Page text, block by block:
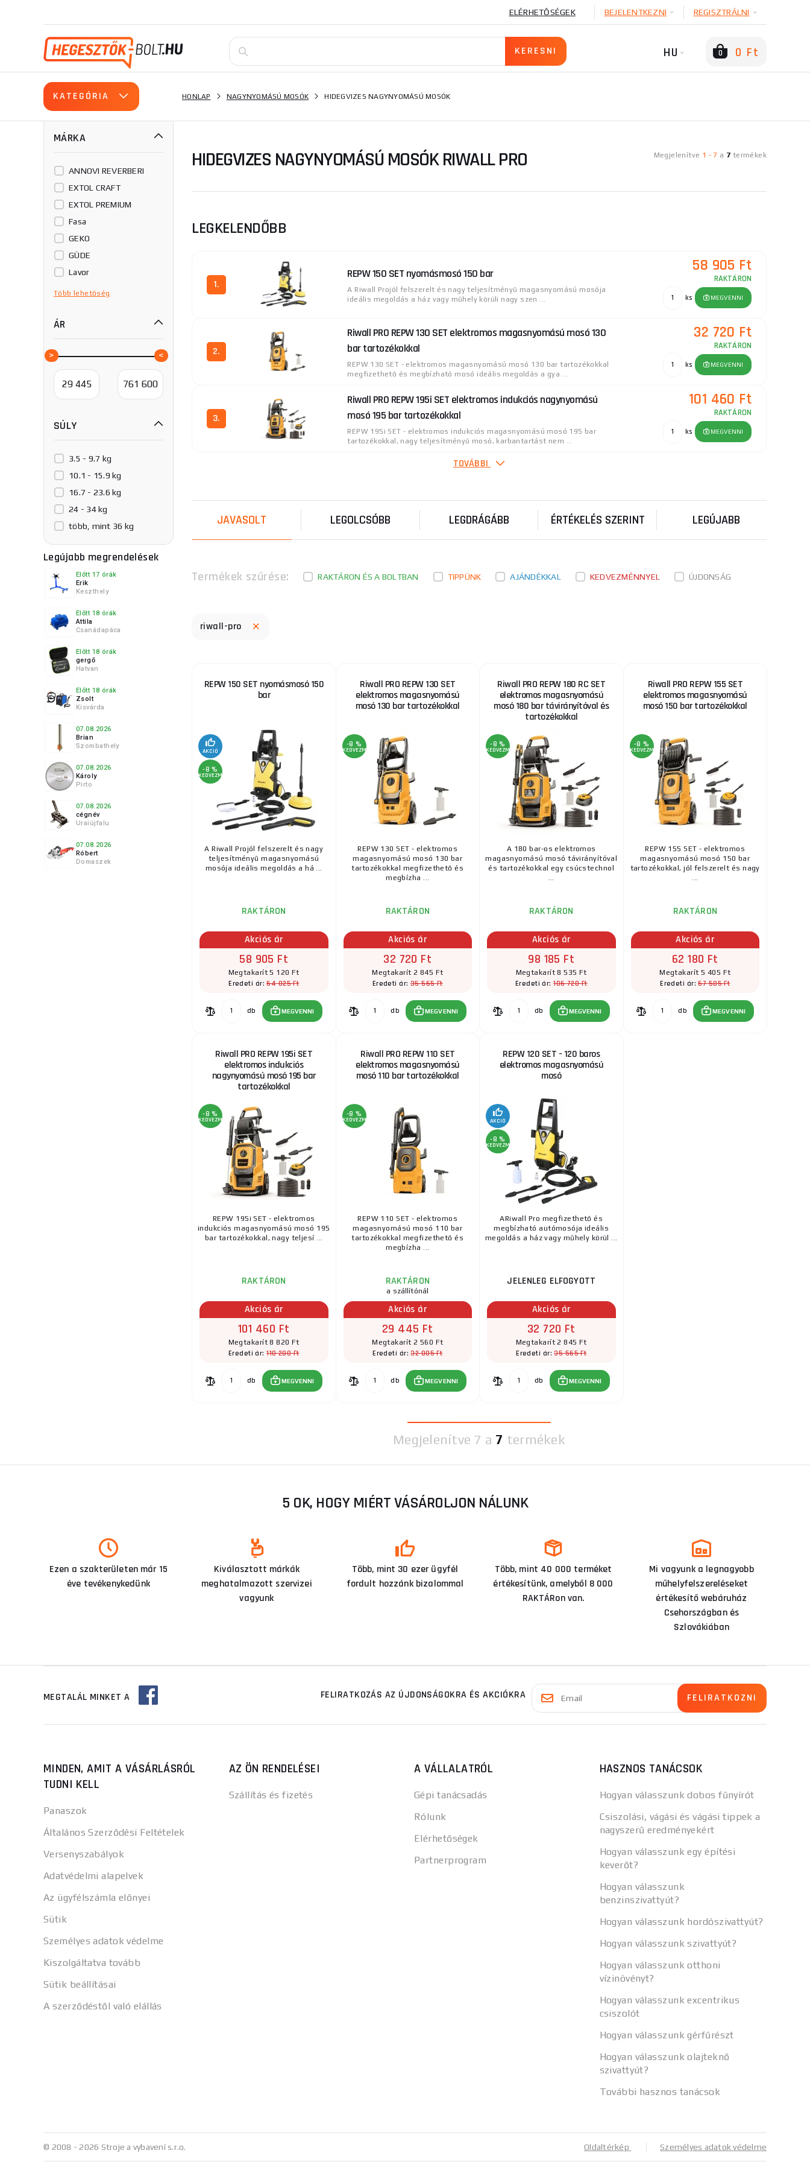
ELÉRHETŐSÉGEK BEJELENTKEZNI REGISZTRÁLNI
HU 0 0 Ft
KATEGÓRIA HONLAP NAGYNYOMÁSÚ MOSÓK HIDEGVIZES NAGYNYOMÁSÚ MOSÓK
MÁRKA
ANNOVI REVERBERI
EXTOL CRAFT
EXTOL PREMIUM
Fasa
GEKO
GÜDE
Lavor
Michelin
Scheppach
Wilms
Több lehetőség
ÁR
SÚLY
3.5 - 9.7 kg
10.1 - 15.9 kg
16.7 - 23.6 kg
24 - 34 kg
több, mint 36 kg
Legújabb megrendelések
Előtt 17 órák
Erik
Keszthely
Előtt 18 órák
Attila
Csanádapáca
Előtt 18 órák
gergő
Hatvan
Előtt 18 órák
Zsolt
Kisvárda
07.08.2026
Brian
Szombathely
07.08.2026
Károly
Pirto
07.08.2026
cégnév
Uraiújfalu
07.08.2026
Róbert
Domaszek
Megjelenítve 1 -7 a 7 termékek
HIDEGVIZES NAGYNYOMÁSÚ MOSÓK RIWALL PRO
LEGKELENDŐBB
1.
REPW 150 SET nyomásmosó 150 bar
A Riwall Projól felszerelt és nagy teljesítményű magasnyomású mosója
ideális megoldás a ház vagy műhely körüli nagy szen ...
58 905 Ft
RAKTÁRON
ks MEGVENNI
2.
Riwall PRO REPW 130 SET elektromos magasnyomású mosó 130
bar tartozékokkal
REPW 130 SET - elektromos magasnyomású mosó 130 bar tartozékokkal
megfizethető és megbízható mosó ideális megoldás a gya ...
32 720 Ft
RAKTÁRON
ks MEGVENNI
3.
Riwall PRO REPW 195i SET elektromos indukciós nagynyomású
mosó 195 bar tartozékokkal
REPW 195i SET - elektromos indukciós magasnyomású mosó 195 bar
tartozékokkal, nagy teljesítményű mosó, karbantartást nem ...
101 460 Ft
RAKTÁRON
ks MEGVENNI
Riwall PRO REPW 155 SET elektromos magasnyomású mosó 150
ks
Riwall PRO REPW 180 RC SET elektromos magasnyomású mosó
tartozékokkal egy csúcstechnológiás mosó, erős motorral és e ...
TOVÁBBI
JAVASOLT LEGOLCSÓBB LEGDRÁGÁBB ÉRTÉKELÉS SZERINT LEGÚJABB
Termékek szűrése: RAKTÁRON ÉS A BOLTBAN TIPPÜNK AJÁNDÉKKAL KEDVEZMÉNNYEL ÚJDONSÁG
riwall-pro
REPW 150 SET nyomásmosó 150
bar
AKCIÓ
-8 %
KEDVEZMÉNY
A Riwall Projól felszerelt és nagy
teljesítményű magasnyomású
mosója ideális megoldás a há ...
RAKTÁRON
Akciós ár
58 905 Ft
Megtakarít 5 120 Ft
Eredeti ár:64 025 Ft
db MEGVENNI
Riwall PRO REPW 130 SET
elektromos magasnyomású
mosó 130 bar tartozékokkal
-8 %
KEDVEZMÉNY
REPW 130 SET - elektromos
magasnyomású mosó 130 bar
tartozékokkal megfizethető és
megbízha ...
RAKTÁRON
Akciós ár
32 720 Ft
Megtakarít 2 845 Ft
Eredeti ár: 35 565 Ft
db MEGVENNI
Riwall PRO REPW 180 RC SET
elektromos magasnyomású
mosó 180 bar távirányítóval és
tartozékokkal
-8 %
KEDVEZMÉNY
A 180 bar-os elektromos
magasnyomású mosó távirányítóval
és tartozékokkal egy csúcstechnol
...
RAKTÁRON
Akciós ár
98 185 Ft
Megtakarít 8 535 Ft
Eredeti ár:106 720 Ft
db MEGVENNI
Riwall PRO REPW 155 SET
elektromos magasnyomású
mosó 150 bar tartozékokkal
-8 %
KEDVEZMÉNY
REPW 155 SET - elektromos
magasnyomású mosó 150 bar
tartozékokkal, jól felszerelt és nagy
...
RAKTÁRON
Akciós ár
62 180 Ft
Megtakarít 5 405 Ft
Eredeti ár:67 585 Ft
db MEGVENNI
Riwall PRO REPW 195i SET
elektromos indukciós
nagynyomású mosó 195 bar
tartozékokkal
-8 %
KEDVEZMÉNY
REPW 195i SET - elektromos
indukciós magasnyomású mosó 195
bar tartozékokkal, nagy teljesí ...
RAKTÁRON
Akciós ár
101 460 Ft
Megtakarít 8 820 Ft
Eredeti ár:110 280 Ft
db MEGVENNI
Riwall PRO REPW 110 SET
elektromos magasnyomású
mosó 110 bar tartozékokkal
-8 %
KEDVEZMÉNY
REPW 110 SET - elektromos
magasnyomású mosó 110 bar
tartozékokkal megfizethető és
megbízha ...
RAKTÁRON
a szállítónál
Akciós ár
29 445 Ft
Megtakarít 2 560 Ft
Eredeti ár:32 005 Ft
db MEGVENNI
REPW 120 SET - 120 baros
elektromos magasnyomású
mosó
AKCIÓ
-8 %
KEDVEZMÉNY
ARiwall Pro megfizethető és
megbízható autómosója ideális
megoldás a ház vagy műhely körül ...
JELENLEG ELFOGYOTT
Akciós ár
32 720 Ft
Megtakarít 2 845 Ft
Eredeti ár:35 565 Ft
db MEGVENNI
Megjelenítve 7 a 7 termékek
5 OK, HOGY MIÉRT VÁSÁROLJON NÁLUNK
Ezen a szakterületen már 15
éve tevékenykedünk
Kiválasztott márkák
meghatalmazott szervizei
vagyunk
Több, mint 30 ezer ügyfél
fordult hozzánk bizalommal
Több, mint 40 000 terméket
értékesítünk, amelyből 8 000
RAKTÁRon van.
Mi vagyunk a legnagyobb
műhelyfelszereléseket
értékesítő webáruház
Csehországban és
Szlovákiában
MEGTALÁL MINKET A FELIRATKOZÁS AZ ÚJDONSÁGOKRA ÉS AKCIÓKRA
MINDEN, AMIT A VÁSÁRLÁSRÓL
TUDNI KELL
Panaszok
Általános Szerződési Feltételek
Versenyszabályok
Adatvédelmi alapelvek
Az ügyfélszámla előnyei
Sütik
Személyes adatok védelme
Kiszolgáltatva tovább
Sütik beállításai
A szerződéstől való elállás
AZ ÖN RENDELÉSEI
Szállítás és fizetés
A VÁLLALATRÓL
Gépi tanácsadás
Rólunk
Elérhetőségek
Partnerprogram
HASZNOS TANÁCSOK
Hogyan válasszunk dobos fűnyírót
Csiszolási, vágási és vágási tippek a
nagyszerű eredményekért
Hogyan válasszunk egy építési
keverőt?
Hogyan válasszunk
benzinszivattyút?
Hogyan válasszunk hordószivattyút?
Hogyan válasszunk szivattyút?
Hogyan válasszunk otthoni
vízinövényt?
Hogyan válasszunk excentrikus
csiszolót
Hogyan válasszunk gérfűrészt
Hogyan válasszunk olajteknő
szivattyút?
További hasznos tanácsok
© 2008 - 2026 Stroje a vybavení s.r.o. Oldaltérkép Személyes adatok védelme